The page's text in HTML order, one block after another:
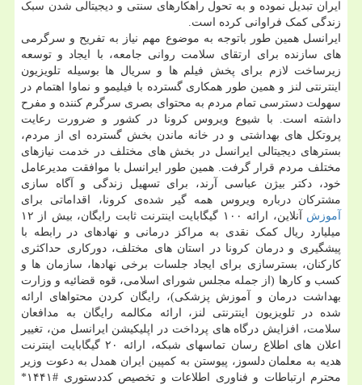
ایران تبدیل نموده و به تحول راهکارهای سنتی و دیجیتالی شدن سبک
زندگی کمک فراوانی کرده است.
ایرانسل همین طور باتوجه به موضوع مهم نیاز به تفریح و سرگرمی
های سازنده برای ارتقای سلامت روانی جامعه، با ایجاد و توسعه
زیرساخت لازم برای پخش فیلم ها و سریال ها بوسیله تلویزیون
اینترنتی لنز و همین طور همکاری گسترده با فیلیمو و نماوا اهتمام در
سهولت دسترسی تمام مردم به محتوای بصری سرگرم کننده و مفرح
داشته است. با شیوع ویروس کرونا در کشور و ضرورت رعایت
پروتکل های بهداشتی و در خانه ماندن بخش گسترده ای از مردم،
بسترهای دیجیتالی ایرانسل در بخش های مختلف در خدمت نیازهای
مختلف مردم قرار گرفت. همین طور ایرانسل با موافقت مدیرعامل
خود، دکتر بیژن عباسی آرند، برای تسهیل زندگی و آگاه سازی
مشترکان درباره ویروس همه گیر شده‌ی کرونا، اقداماتی برای
آموزش
آنلاین، ارائه ۱۰۰ گیگابایت اینترنت ثابت رایگان، بیش از ۱۲
میلیارد ریال کمک نقدی به مراکز درمانی و نهادهای در رابطه با
پیشگیری و درمان کرونا در استان های مختلف، دورکاری حداکثری
کارکنان، بسترسازی برای ایجاد جلسات برخی نهادها، سازمان ها و
کسب و کارها (از جمله مجلس شورای اسلامی، قوه قضائیه و وزارت
بهداشت درمان و آموزش پزشکی)، رایگان کردن محتواهای ارائه
شده در تلویزیون اینترنتی لنز، ارائه مکالمه رایگان به مدافعان
سلامت، افزایش درگاه های پرداخت در اپلیکیشن ایرانسل من، تغییر
اعلان های اطلاع رسان تماسهای شبکه، ارائه ۲۰ گیگابایت اینترنت
هدیه به معلمان دلسوز، پیوستن به کمپین ایران همدل به دعوت وزیر
محترم ارتباطات و فناوری اطلاعات و تخصیص کددستوری #۱۴۴۱*